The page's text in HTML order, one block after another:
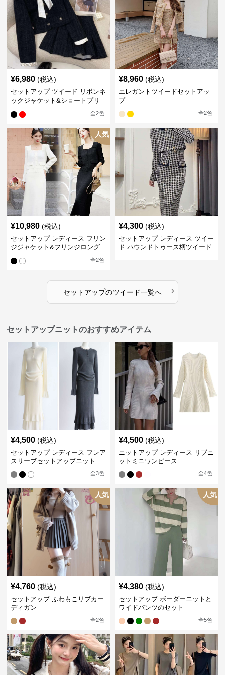
¥6,980 (税込)
セットアップ ツイード リボンネ
ックジャケット&ショートプリ
全2色
¥8,960 (税込)
エレガントツイードセットアッ
プ
全2色
人気
¥10,980 (税込)
セットアップ レディース フリン
ジジャケット&フリンジロング
スカートツイードセットアップ
全2色
¥4,300 (税込)
セットアップ レディース ツイー
ド ハウンドトゥース柄ツイード
セットアップのツイード一覧へ ›
セットアップニットのおすすめアイテム
¥4,500 (税込)
セットアップ レディース フレア
スリーブセットアップニット
全3色
¥4,500 (税込)
ニットアップ レディース リブニ
ットミニワンピース
全4色
人気
¥4,760 (税込)
セットアップ ふわもこリブカー
ディガン
全2色
人気
¥4,380 (税込)
セットアップ ボーダーニットと
ワイドパンツのセット
全5色